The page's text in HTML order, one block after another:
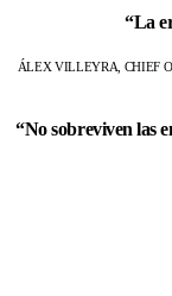
“La
ÁLEX VILLEYRA, CHIEF
“No sobreviven las